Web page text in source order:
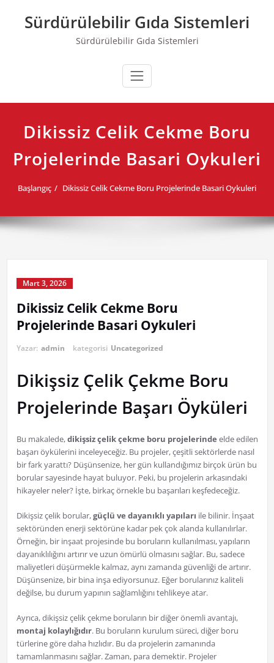
contentSürdürülebilir Gıda Sistemleri
Sürdürülebilir Gıda Sistemleri
Dikissiz Celik Cekme Boru
Projelerinde Basari Oykuleri
Başlangıç Dikissiz Celik Cekme Boru Projelerinde Basari Oykuleri
Mart 3, 2026
Dikissiz Celik Cekme Boru
Projelerinde Basari Oykuleri
Yazar: admin kategorisi Uncategorized
Dikişsiz Çelik Çekme Boru
Projelerinde Başarı Öyküleri
Bu makalede,dikişsiz çelik çekme boru projelerinde elde edilen
başarı öykülerini inceleyeceğiz. Bu projeler, çeşitli sektörlerde nasıl
bir fark yarattı? Düşünsenize, her gün kullandığımız birçok ürün bu
borular sayesinde hayat buluyor. Peki, bu projelerin arkasındaki
hikayeler neler? İşte, birkaç örnekle bu başarıları keşfedeceğiz.
Dikişsiz çelik borular,güçlü ve dayanıklı yapıları ile bilinir. İnşaat
sektöründen enerji sektörüne kadar pek çok alanda kullanılırlar.
Örneğin, bir inşaat projesinde bu boruların kullanılması, yapıların
dayanıklılığını artırır ve uzun ömürlü olmasını sağlar. Bu, sadece
maliyetleri düşürmekle kalmaz, aynı zamanda güvenliği de artırır.
Düşünsenize, bir bina inşa ediyorsunuz. Eğer borularınız kaliteli
değilse, bu durum yapının sağlamlığını tehlikeye atar.
Ayrıca, dikişsiz çelik çekme boruların bir diğer önemli avantajı,
montaj kolaylığıdır. Bu boruların kurulum süreci, diğer boru
türlerine göre daha hızlıdır. Bu da projelerin zamanında
tamamlanmasını sağlar. Zaman, para demektir. Projeler